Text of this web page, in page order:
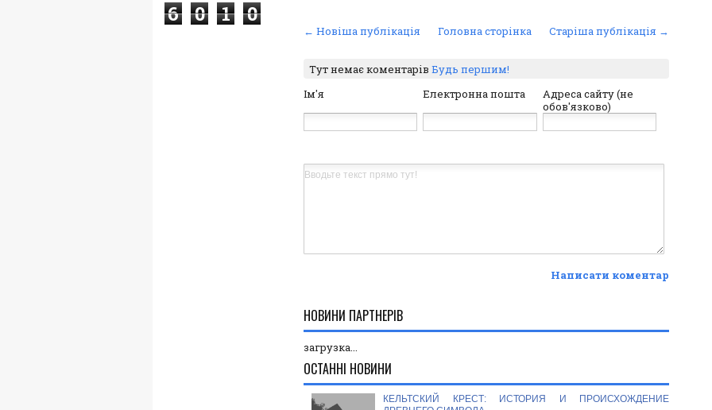
← Новіша публікація Старіша публікація →
Головна сторінка
Тут немає коментарів Будь першим!
Ім'я
Електронна пошта
Адреса сайту (не
обов'язково)
Написати коментар
НОВИНИ ПАРТНЕРІВ
загрузка...
ОСТАННІ НОВИНИ
КЕЛЬТСКИЙ КРЕСТ: ИСТОРИЯ И ПРОИСХОЖДЕНИЕ
6 0 1 0